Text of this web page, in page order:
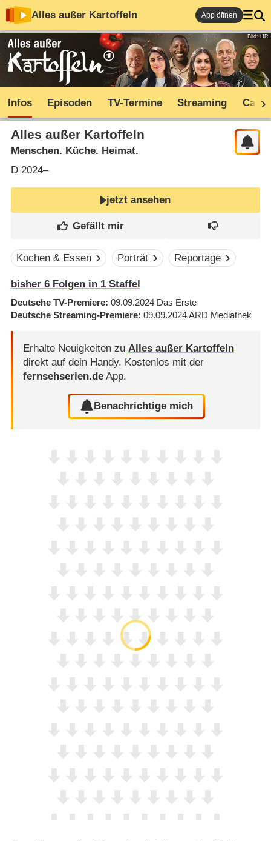
Alles außer Kartoffeln App öffnen
Bild: HR
Infos Episoden TV-Termine Streaming Cast
Alles außer Kartoffeln
Menschen. Küche. Heimat.
D2024–
jetzt ansehen
Kochen & Essen Porträt Reportage
bisher 6Folgen in 1Staffel
Deutsche TV-Premiere 09.09.2024 Das Erste
Deutsche Streaming-Premiere 09.09.2024ARD Mediathek
Erhalte Neuigkeiten zu Alles außer Kartoffeln
direkt auf dein Handy. Kostenlos mit der
fernsehserien.deApp.
Benachrichtige mich